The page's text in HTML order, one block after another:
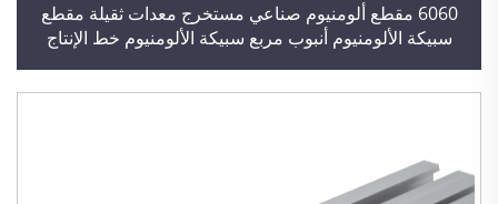
6060 مقطع ألومنيوم صناعي مستخرج معدات ثقيلة مقطع
سبيكة الألومنيوم أنبوب مربع سبيكة الألومنيوم خط الإنتاج